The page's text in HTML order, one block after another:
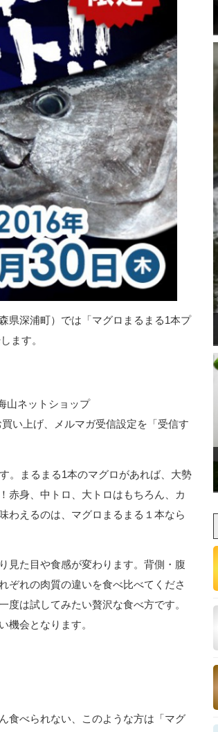
県深浦町）では「マグロまるまる1本プ
ます。
山ネットショップ
い上げ、メルマガ受信設定を「受信す
。まるまる1本のマグロがあれば、大勢
赤身、中トロ、大トロはもちろん、カ
わえるのは、マグロまるまる１本なら
見た目や食感が変わります。背側・腹
ぞれの肉質の違いを食べ比べてくださ
は試してみたい贅沢な食べ方です。
機会となります。
食べられない、このような方は「マグ